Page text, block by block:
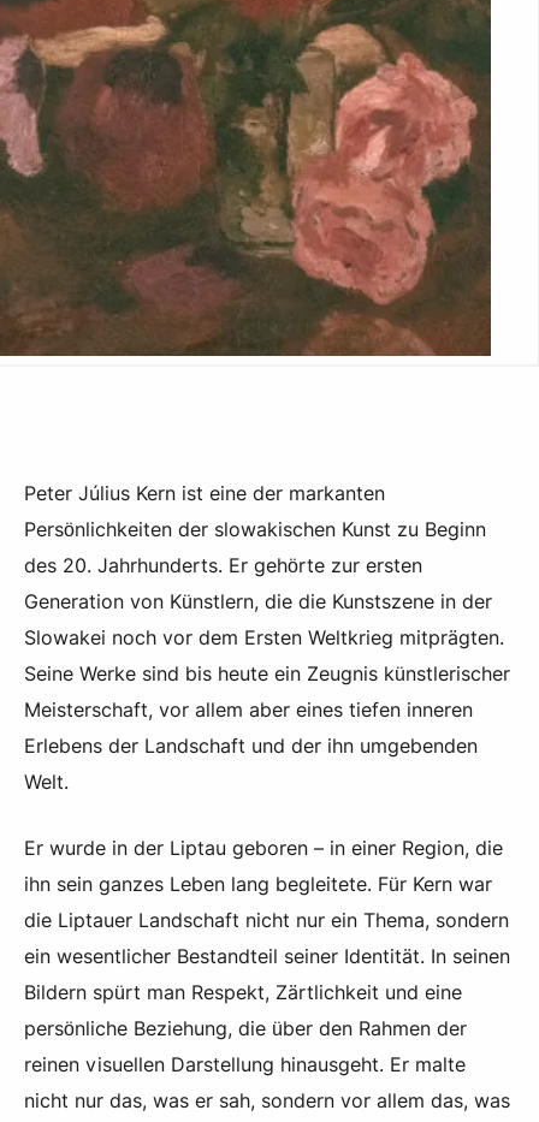
Peter Július Kern ist eine der markanten
Persönlichkeiten der slowakischen Kunst zu Beginn
des 20. Jahrhunderts. Er gehörte zur ersten
Generation von Künstlern, die die Kunstszene in der
Slowakei noch vor dem Ersten Weltkrieg mitprägten.
Seine Werke sind bis heute ein Zeugnis künstlerischer
Meisterschaft, vor allem aber eines tiefen inneren
Erlebens der Landschaft und der ihn umgebenden
Welt.
Er wurde in der Liptau geboren – in einer Region, die
ihn sein ganzes Leben lang begleitete. Für Kern war
die Liptauer Landschaft nicht nur ein Thema, sondern
ein wesentlicher Bestandteil seiner Identität. In seinen
Bildern spürt man Respekt, Zärtlichkeit und eine
persönliche Beziehung, die über den Rahmen der
reinen visuellen Darstellung hinausgeht. Er malte
nicht nur das, was er sah, sondern vor allem das, was